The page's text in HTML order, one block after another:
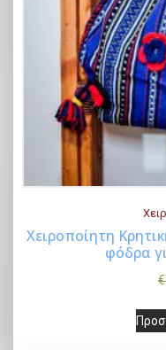
Χειροποίητη
φόδρα
€